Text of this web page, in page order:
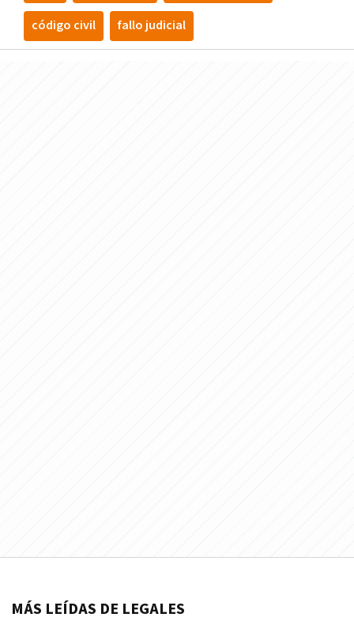
código civil fallo judicial
MÁS LEÍDAS DE LEGALES